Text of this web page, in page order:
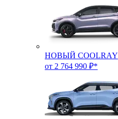
НОВЫЙ COOLRAY
от 2 764 990 ₽*